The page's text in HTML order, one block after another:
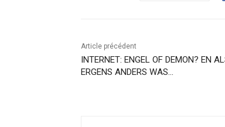
Article précédent
INTERNET: ENGEL OF DEMON? EN
ERGENS ANDERS WAS…